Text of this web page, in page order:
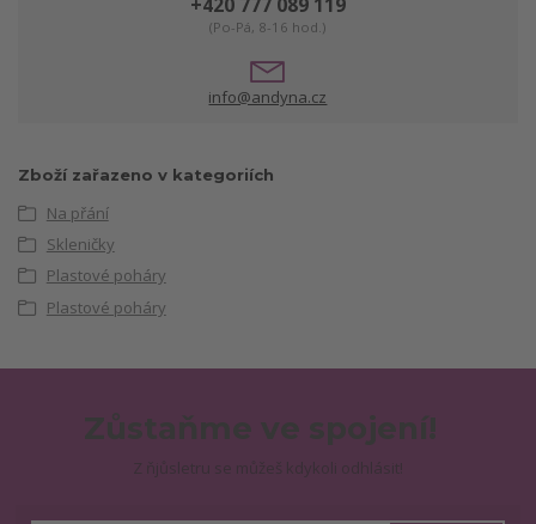
(Po-Pá, 8-16 hod.)
info@andyna.cz
Zboží zařazeno v kategoriích
Na přání
Skleničky
Plastové poháry
Plastové poháry